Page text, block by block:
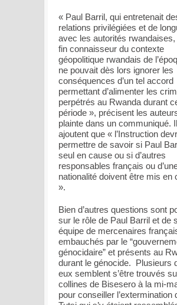
« Paul Barril, qui entretenait
relations privilégiées et de
avec les autorités rwandaises,
fin connaisseur du contexte
géopolitique rwandais de
ne pouvait dès lors ignorer les
conséquences d’un tel accord
permettant d’alimenter les
perpétrés au Rwanda durant
période », précisent les
plainte dans un communiqué.
ajoutent que « l’Instruction
permettre de savoir si Paul
seul en cause ou si d’autres
responsables français ou
nationalité doivent être mis en
».
Bien d’autres questions sont
sur le rôle de Paul Barril et de
équipe de mercenaires
embauchés par le
génocidaire” et présents au
durant le génocide. Plusieurs
eux semblent s’être trouvés
collines de Bisesero à la mi-
pour conseiller l’extermination